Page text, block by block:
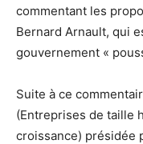
commentant les
Bernard Arnault, qui
gouvernement «
Suite à ce
(Entreprises de taille
croissance) présidée